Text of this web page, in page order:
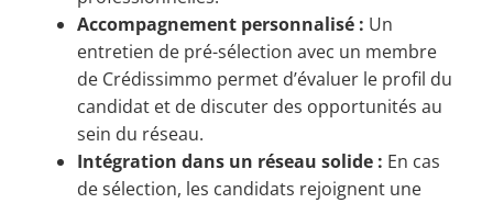
Accompagnement personnalisé : Un
entretien de pré-sélection avec un membre
de Crédissimmo permet d’évaluer le profil du
candidat et de discuter des opportunités au
sein du réseau.
Intégration dans un réseau solide : En cas
de sélection, les candidats rejoignent une